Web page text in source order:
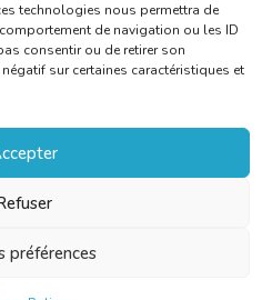
technologies nous permettra de
de navigation ou les ID
consentir ou de retirer son
sur certaines caractéristiques et
préférences